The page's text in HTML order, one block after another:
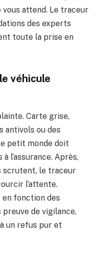
vous attend. Le traceur
des experts
toute la prise en
véhicule
Carte grise,
antivols ou des
petit monde doit
l’assurance. Après,
scrutent, le traceur
l’attente.
en fonction des
preuve de vigilance,
un refus pur et